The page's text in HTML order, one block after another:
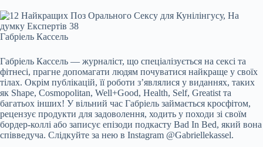
Габріель Кассель
Габріель Кассель — журналіст, що спеціалізується на сексі та
фітнесі, прагне допомагати людям почуватися найкраще у своїх
тілах. Окрім публікацій, її роботи з’являлися у виданнях, таких
як Shape, Cosmopolitan, Well+Good, Health, Self, Greatist та
багатьох інших! У вільний час Габріель займається кросфітом,
рецензує продукти для задоволення, ходить у походи зі своїм
бордер-коллі або записує епізоди подкасту Bad In Bed, який вона
співведуча. Слідкуйте за нею в Instagram @Gabriellekassel.